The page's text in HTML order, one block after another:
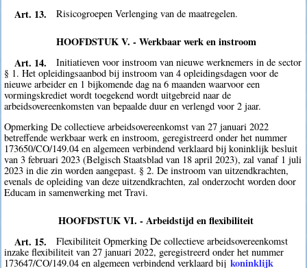
Art. 13. Risicogroepen Verlenging van de maatregelen.
HOOFDSTUK V. - Werkbaar werk en instroom
Art. 14.
Initiatieven voor instroom van nieuwe werknemers in de sector
§ 1. Het opleidingsaanbod bij instroom van 4 opleidingsdagen voor de
nieuwe arbeider en 1 bijkomende dag na 6 maanden waarvoor een
vormingskrediet wordt toegekend wordt uitgebreid naar de
arbeidsovereenkomsten van bepaalde duur en verlengd voor 2 jaar.
Opmerking De collectieve arbeidsovereenkomst van 27 januari 2022
betreffende werkbaar werk en instroom, geregistreerd onder het nummer
173650/CO/149.04 en algemeen verbindend verklaard bij koninklijk besluit
van 3 februari 2023 (Belgisch Staatsblad van 18 april 2023), zal vanaf 1 juli
2023 in die zin worden aangepast. § 2. De instroom van uitzendkrachten,
evenals de opleiding van deze uitzendkrachten, zal onderzocht worden door
Educam in samenwerking met Travi.
HOOFDSTUK VI. - Arbeidstijd en flexibiliteit
Art. 15.
Flexibiliteit Opmerking De collectieve arbeidsovereenkomst
inzake flexibiliteit van 27 januari 2022, geregistreerd onder het nummer
173647/CO/149.04 en algemeen verbindend verklaard bij koninklijk